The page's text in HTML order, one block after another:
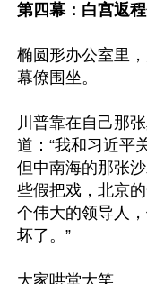
第四幕：白宫返
椭圆形办公室里
幕僚围坐。
川普靠在自己那
道：“我和习近平
但中南海的那张
些假把戏，北京
个伟大的领导人
坏了。”
大家哄堂大笑。